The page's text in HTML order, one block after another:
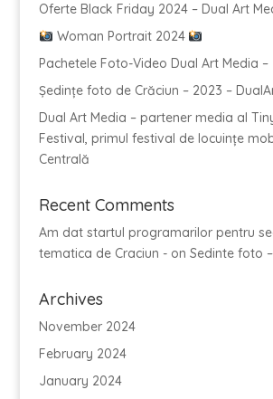
Oferte Black Friday 2024 – Dual Art
Woman Portrait 2024
Pachetele Foto-Video Dual Art Media –
Ședințe foto de Crăciun – 2023 –
Dual Art Media – partener media al
Festival, primul festival de locuințe
Centrală
Recent Comments
Am dat startul programarilor pentru
tematica de Craciun -on Sedinte foto
Archives
November 2024
February 2024
January 2024